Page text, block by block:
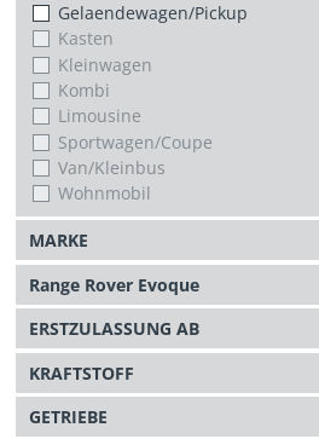
Gelaendewagen/Pickup
Kasten
Kleinwagen
Kombi
Limousine
Sportwagen/Coupe
Van/Kleinbus
Wohnmobil